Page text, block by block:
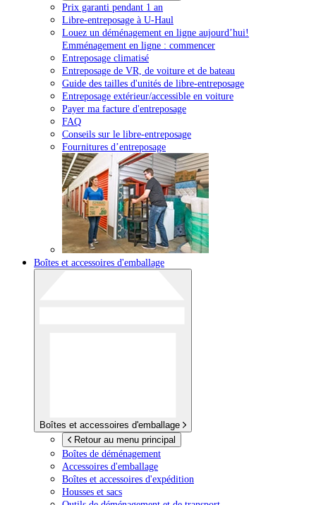
Prix garanti pendant 1 an
Libre-entreposage à U-Haul
Louez un déménagement en ligne aujourd’hui!
Emménagement en ligne : commencer
Entreposage climatisé
Entreposage de VR, de voiture et de bateau
Guide des tailles d'unités de libre-entreposage
Entreposage extérieur/accessible en voiture
Payer ma facture d'entreposage
FAQ
Conseils sur le libre-entreposage
Fournitures d’entreposage
Boîtes et accessoires d'emballage
Boîtes et accessoires d'emballage
Retour au menu principal
Boîtes de déménagement
Accessoires d'emballage
Boîtes et accessoires d'expédition
Housses et sacs